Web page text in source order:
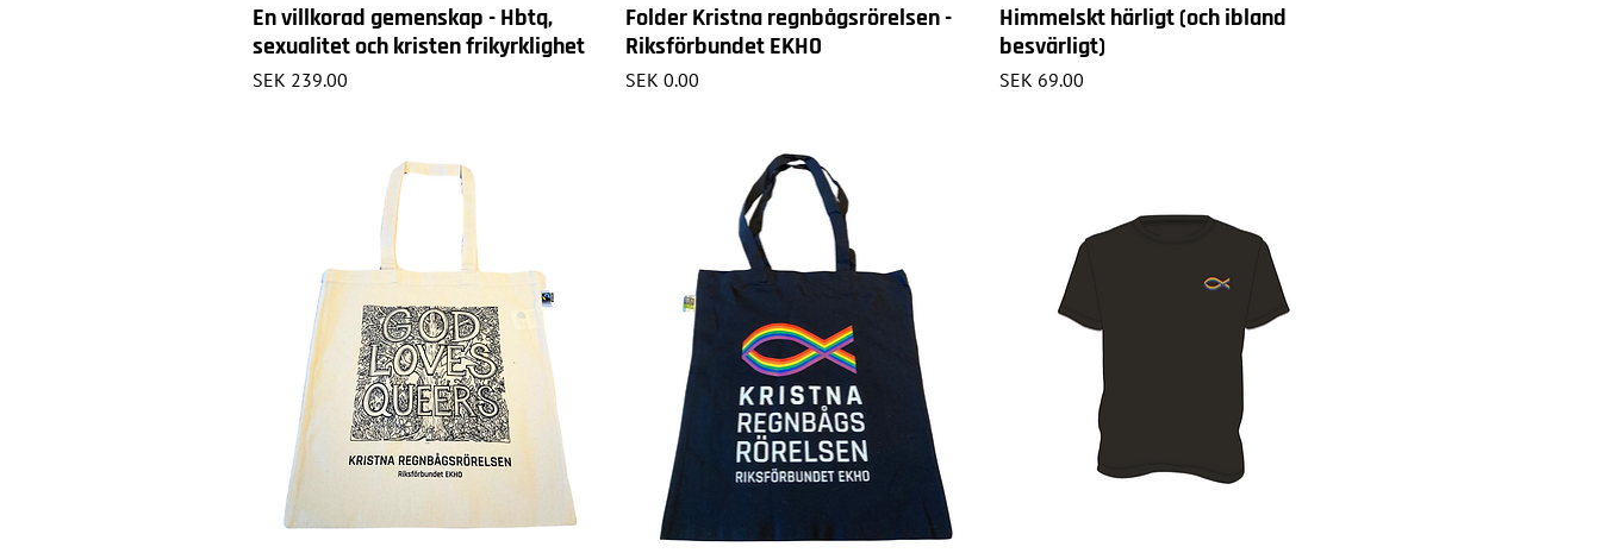
En villkorad gemenskap - Hbtq,
sexualitet och kristen frikyrklighet
Price
SEK 239.00
Folder Kristna regnbågsrörelsen -
Riksförbundet EKHO
Price
SEK 0.00
Himmelskt härligt (och ibland
besvärligt)
Price
SEK 69.00